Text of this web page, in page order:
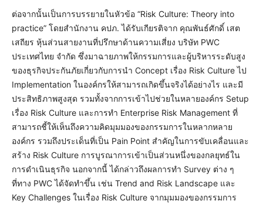
ต่อจากนั้นเป็นการบรรยายในหัวข้อ “Risk Culture: Theory into
practice” โดยสำนักงาน คปภ. ได้รับเกียรติจาก คุณพันธ์ศักดิ์ เสต
เสถียร หุ้นส่วนสายงานที่ปรึกษาด้านความเสี่ยง บริษัท PWC
ประเทศไทย จำกัด ซึ่งมาฉายภาพให้กรรมการและผู้บริหารระดับสูง
ของธุรกิจประกันภัยเกี่ยวกับการนำ Concept เรื่อง Risk Culture ไป
Implementation ในองค์กรให้สามารถเกิดขึ้นจริงได้อย่างไร และมี
ประสิทธิภาพสูงสุด รวมทั้งจากการเข้าไปช่วยในหลายองค์กร Setup
เรื่อง Risk Culture และการทำ Enterprise Risk Management ที่
สามารถชี้ให้เห็นถึงความคิดมุมมองของกรรมการในหลากหลาย
องค์กร รวมถึงประเด็นที่เป็น Pain Point สำคัญในการขับเคลื่อนและ
สร้าง Risk Culture การบูรณาการเข้าเป็นส่วนหนึ่งของกลยุทธ์ใน
การดำเนินธุรกิจ นอกจากนี้ ได้กล่าวถึงผลการทำ Survey ต่าง ๆ
ที่ทาง PWC ได้จัดทำขึ้น เช่น Trend and Risk Landscape และ
Key Challenges ในเรื่อง Risk Culture จากมุมมองของกรรมการ